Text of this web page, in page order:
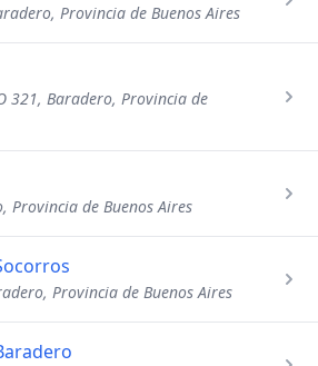
Provincia de Buenos Aires
321, Baradero, Provincia de
Provincia de Buenos Aires
Provincia de Buenos Aires